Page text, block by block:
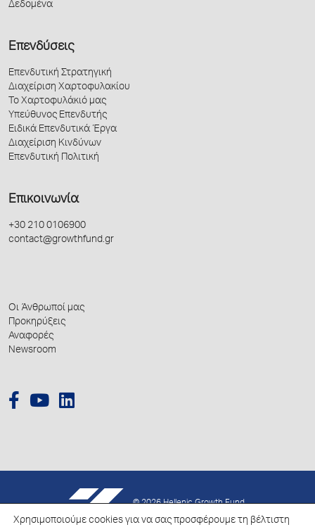
Δεδομένα
Επενδύσεις
Επενδυτική Στρατηγική
Διαχείριση Χαρτοφυλακίου
Το Χαρτοφυλάκιό μας
Υπεύθυνος Επενδυτής
Ειδικά Επενδυτικά Έργα
Διαχείριση Κινδύνων
Επενδυτική Πολιτική
Επικοινωνία
+30 210 0106900
contact@growthfund.gr
Οι Άνθρωποί μας
Προκηρύξεις
Αναφορές
Newsroom
© 2026 Hellenic Growth Fund.
Χρησιμοποιούμε cookies για να σας προσφέρουμε τη βέλτιστη